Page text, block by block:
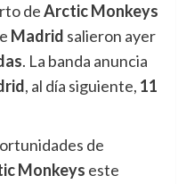
deArctic Monkeys
Madrid salieron ayer
. La banda anuncia
, al día siguiente, 11
de
Monkeys este